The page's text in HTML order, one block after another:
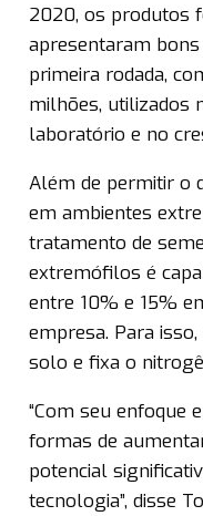
2020, os produtos
apresentaram
primeira rodada,
milhões, utilizados
laboratório e no
Além de permitir o
em ambientes
tratamento de
extremófilos é
entre 10% e 15%
empresa. Para
solo e fixa o
“Com seu enfoque
formas de
potencial
tecnologia”, disse